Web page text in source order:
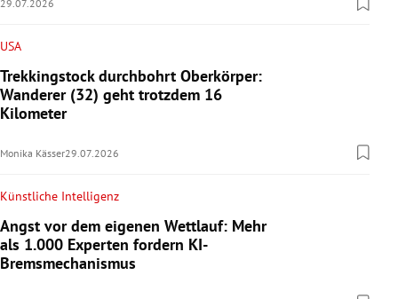
29.07.2026
USA
Trekkingstock durchbohrt Oberkörper:
Wanderer (32) geht trotzdem 16
Kilometer
Monika Kässer29.07.2026
Künstliche Intelligenz
Angst vor dem eigenen Wettlauf: Mehr
als 1.000 Experten fordern KI-
Bremsmechanismus